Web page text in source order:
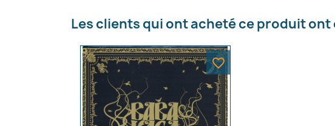
Les clients qui ont acheté ce produit
favorite_border